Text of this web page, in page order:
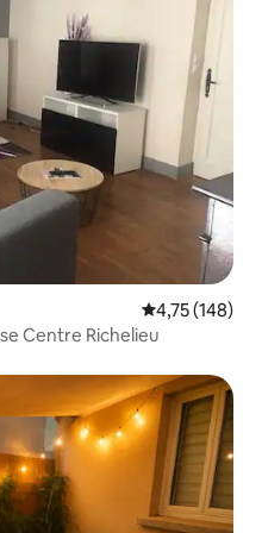
Évaluation
4,75 (148)
Centre Richelieu